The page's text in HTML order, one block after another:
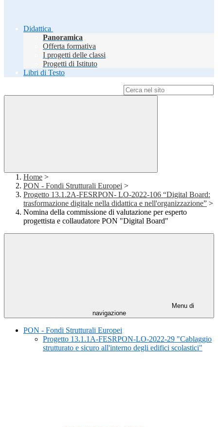
Didattica
Panoramica
Offerta formativa
I progetti delle classi
Progetti di Istituto
Libri di Testo
Home >
PON - Fondi Strutturali Europei >
Progetto 13.1.2A-FESRPON- LO-2022-106 “Digital Board:
trasformazione digitale nella didattica e nell'organizzazione” >
Nomina della commissione di valutazione per esperto
progettista e collaudatore PON "Digital Board"
Menu di
navigazione
PON - Fondi Strutturali Europei
Progetto 13.1.1A-FESRPON-LO-2022-29 "Cablaggio
strutturato e sicuro all'interno degli edifici scolastici"